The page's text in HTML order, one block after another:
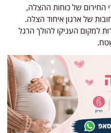
החירום של כוחות ההצלה,
של ארגון איחוד הצלה.
למקום העניקו להולך הרגל